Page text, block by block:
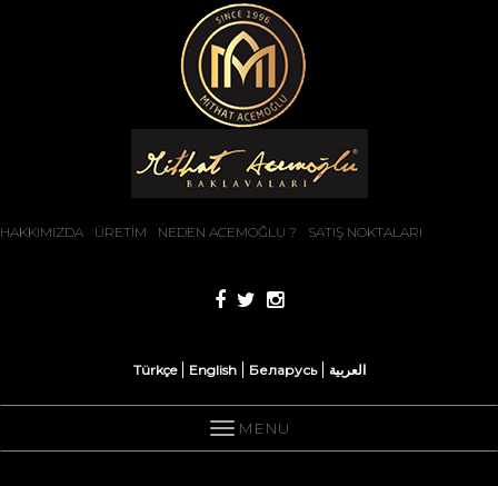
HAKKIMIZDA ÜRETİM NEDEN ACEMOĞLU ? SATIŞ NOKTALARI
Türkçe English Беларусь العربية
MENU